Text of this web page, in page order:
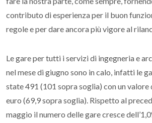
contributo di esperienza per il buon
regole e per dare ancora più vigore al
Le gare per tutti i servizi di ingegneria e
nel mese di giugno sono in calo, infatti le
state 491 (101 sopra soglia) con un
euro (69,9 sopra soglia). Rispetto al
maggio il numero delle gare cresce